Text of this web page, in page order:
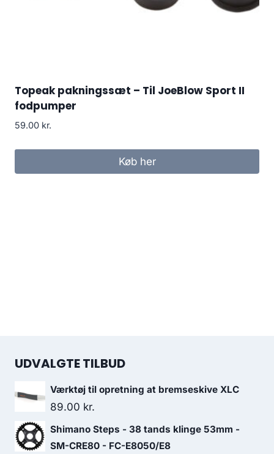
Topeak pakningssæt – Til JoeBlow Sport II
fodpumper
59.00 kr.
Køb her
UDVALGTE TILBUD
Værktøj til opretning at bremseskive XLC
89.00 kr.
Shimano Steps - 38 tands klinge 53mm -
SM-CRE80 - FC-E8050/E8